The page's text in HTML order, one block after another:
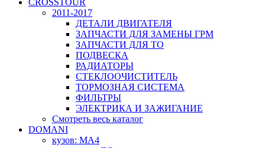
CROSSTOUR
2011-2017
ДЕТАЛИ ДВИГАТЕЛЯ
ЗАПЧАСТИ ДЛЯ ЗАМЕНЫ ГРМ
ЗАПЧАСТИ ДЛЯ ТО
ПОДВЕСКА
РАДИАТОРЫ
СТЕКЛООЧИСТИТЕЛЬ
ТОРМОЗНАЯ СИСТЕМА
ФИЛЬТРЫ
ЭЛЕКТРИКА И ЗАЖИГАНИЕ
Смотреть весь каталог
DOMANI
кузов: MA4